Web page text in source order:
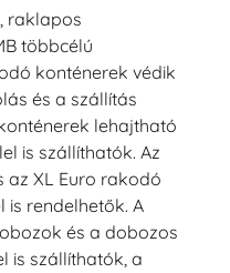
raklapos
többcélú
konténerek védik
és a szállítás
lehajtható
is szállíthatók. Az
az XL Euro rakodó
is rendelhetők. A
és a dobozos
is szállíthatók, a